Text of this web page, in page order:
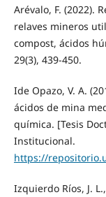
Arévalo, F. (2022).
relaves mineros
compost, ácidos
29(3), 439-450.
Ide Opazo, V. A.
ácidos de mina
química. [Tesis
Institucional.
https://
Izquierdo Ríos, J.